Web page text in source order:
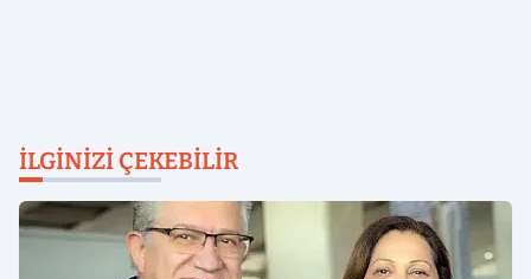
İLGINIZI ÇEKEBILIR